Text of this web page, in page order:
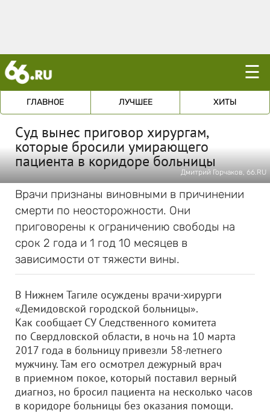
☰
ГЛАВНОЕ ЛУЧШЕЕ ХИТЫ
Суд вынес приговор хирургам,
которые бросили умирающего
пациента в коридоре больницы
Дмитрий Горчаков, 66.RU
Врачи признаны виновными в причинении
смерти по неосторожности. Они
приговорены к ограничению свободы на
срок 2 года и 1 год 10 месяцев в
зависимости от тяжести вины.
В Нижнем Тагиле осуждены врачи-хирурги
«Демидовской городской больницы».
Как сообщает СУ Следственного комитета
по Свердловской области, в ночь на 10 марта
2017 года в больницу привезли 58-летнего
мужчину. Там его осмотрел дежурный врач
в приемном покое, который поставил верный
диагноз, но бросил пациента на несколько часов
в коридоре больницы без оказания помощи.